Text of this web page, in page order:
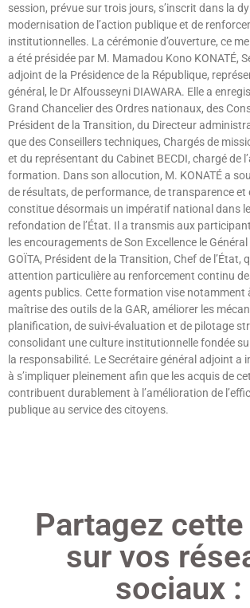
session, prévue sur trois jours, s’inscrit dans la
modernisation de l’action publique et de
institutionnelles. La cérémonie d’ouverture, ce
a été présidée par M. Mamadou Kono KONATÉ,
adjoint de la Présidence de la République,
général, le Dr Alfousseyni DIAWARA. Elle a
Grand Chancelier des Ordres nationaux, des
Président de la Transition, du Directeur
que des Conseillers techniques, Chargés de
et du représentant du Cabinet BECDI, chargé de
formation. Dans son allocution, M. KONATÉ a
de résultats, de performance, de transparence et
constitue désormais un impératif national dans
refondation de l’État. Il a transmis aux
les encouragements de Son Excellence le Général
GOÏTA, Président de la Transition, Chef de l’État,
attention particulière au renforcement continu
agents publics. Cette formation vise notamment
maîtrise des outils de la GAR, améliorer les
planification, de suivi-évaluation et de pilotage
consolidant une culture institutionnelle fondée
la responsabilité. Le Secrétaire général adjoint a
à s’impliquer pleinement afin que les acquis de
contribuent durablement à l’amélioration de
publique au service des citoyens.
Partagez
sur vos
sociaux :